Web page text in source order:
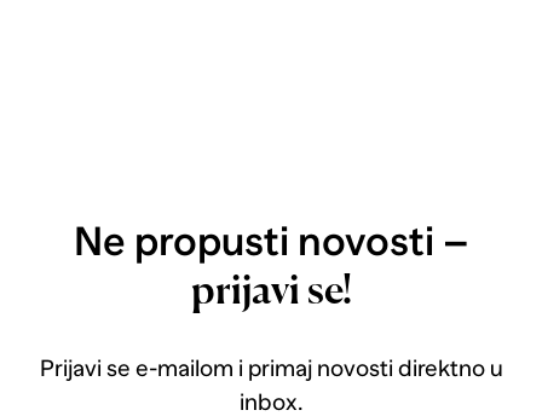
Ne propusti novosti –
prijavi se!
Prijavi se e-mailom i primaj novosti direktno u
inbox.